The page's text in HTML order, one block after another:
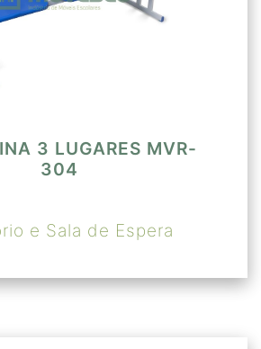
3 LUGARES MVR-
304
e Sala de Espera